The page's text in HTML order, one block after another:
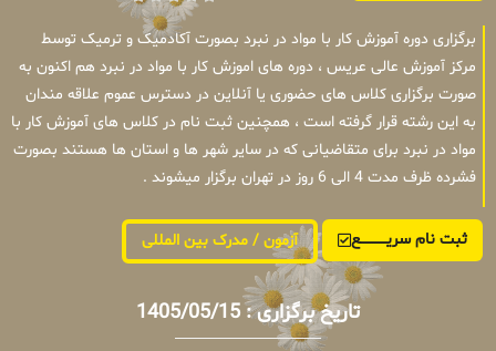
برگزاری دوره آموزش کار با مواد در نبرد بصورت آکادمیک و ترمیک توسط
مرکز آموزش عالی عریس ، دوره های اموزش کار با مواد در نبرد هم اکنون به
صورت برگزاری کلاس های حضوری یا آنلاین در دسترس عموم علاقه مندان
به این رشته قرار گرفته است ، همچنین ثبت نام در کلاس های آموزش کار با
مواد در نبرد برای متقاضیانی که در سایر شهر ها و استان ها هستند بصورت
فشرده ظرف مدت 4 الی 6 روز در تهران برگزار میشوند .
ثبت نام سریــــــــــــع آزمون / مدرک بین المللی
تاریخ برگزاری : 1405/05/15